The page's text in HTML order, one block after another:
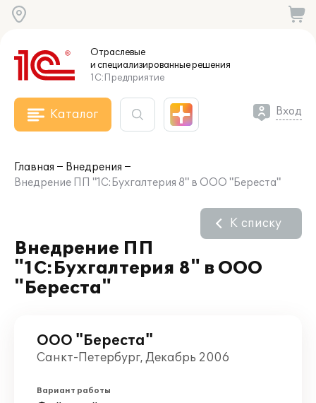
Отраслевые
и специализированныерешения
1С:Предприятие
Каталог Вход
Главная
Внедрения
Внедрение ПП "1C:Бухгалтерия 8" в ООО "Береста"
Внедрение ПП
"1C:Бухгалтерия 8" в ООО
"Береста"
К списку
ООО "Береста"
Санкт-Петербург, Декабрь 2006
Вариант работы